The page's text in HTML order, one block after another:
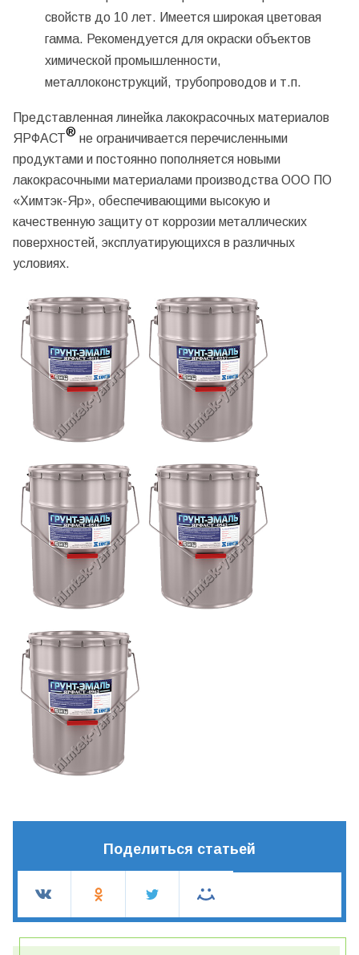
свойств до 10 лет. Имеется широкая цветовая
гамма. Рекомендуется для окраски объектов
химической промышленности,
металлоконструкций, трубопроводов и т.п.
Представленная линейка лакокрасочных материалов
ЯРФАСТ® не ограничивается перечисленными
продуктами и постоянно пополняется новыми
лакокрасочными материалами производства ООО ПО
«Химтэк-Яр», обеспечивающими высокую и
качественную защиту от коррозии металлических
поверхностей, эксплуатирующихся в различных
условиях.
Поделиться статьей